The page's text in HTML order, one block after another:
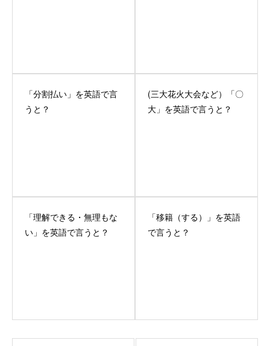
「分割払い」を英語で言
うと？
(三大花火大会など）「〇
大」を英語で言うと？
「理解できる・無理もな
い」を英語で言うと？
「移籍（する）」を英語
で言うと？